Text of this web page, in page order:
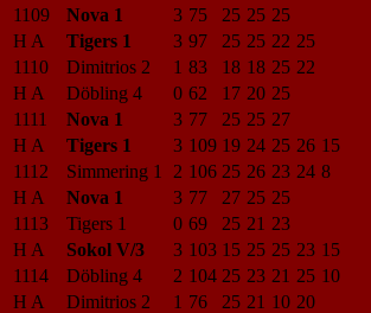
1109
Nova 1 3 75 25 25 25
H A
Tigers 1 3 97 25 25 22 25
1110
Dimitrios 2 1 83 18 18 25 22
H A
Döbling 4 0 62 17 20 25
1111
Nova 1 3 77 25 25 27
H A
Tigers 1 3 109 19 24 25 26 15
1112
Simmering 1 2 106 25 26 23 24 8
H A
Nova 1 3 77 27 25 25
1113
Tigers 1 0 69 25 21 23
H A
Sokol V/3 3 103 15 25 25 23 15
1114
Döbling 4 2 104 25 23 21 25 10
H A
Dimitrios 2 1 76 25 21 10 20